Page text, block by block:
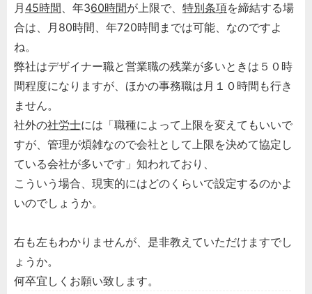
月 45時間、年360時間が上限で、 特別条項を締結する場
合は、月80時間、年720時間までは可能、なのですよ
ね。
弊社はデザイナー職と営業職の残業が多いときは５０時
間程度になりますが、ほかの事務職は月１０時間も行き
ません。
社外の社労士には「職種によって上限を変えてもいいで
すが、管理が煩雑なので会社として上限を決めて協定し
ている会社が多いです」知われており、
こういう場合、現実的にはどのくらいで設定するのかよ
いのでしょうか。
右も左もわかりませんが、是非教えていただけますでし
ょうか。
何卒宜しくお願い致します。